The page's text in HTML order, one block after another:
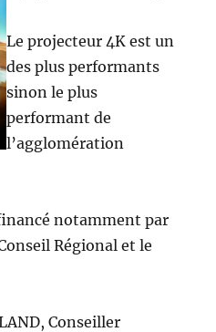
Le projecteur 4K est un
des plus performants
sinon le plus
performant de
l’agglomération
notamment par
Régional et le
Conseiller